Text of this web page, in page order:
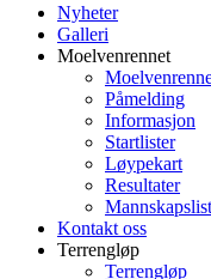
Nyheter
Galleri
Moelvenrennet
Påmelding
Informasjon
Startlister
Løypekart
Resultater
Kontakt oss
Terrengløp
Terrengløp